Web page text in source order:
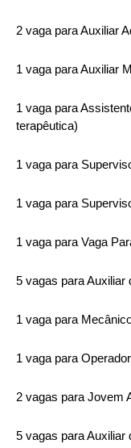
2 vaga para Auxiliar
1 vaga para Auxiliar
1 vaga para
terapêutica)
1 vaga para
1 vaga para
1 vaga para Vaga
5 vagas para Auxiliar
1 vaga para
1 vaga para
2 vagas para Jovem
5 vagas para Auxiliar